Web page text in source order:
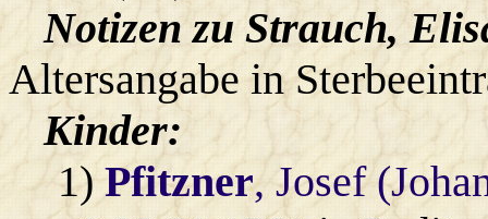
Notizen zu Strauch,
Altersangabe in
Kinder:
1)Pfitzner, Josef